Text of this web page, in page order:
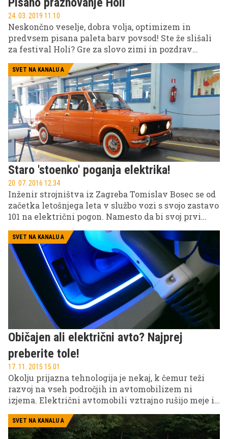
poti električnim vozilom, kako izbrati pravi avto za
vas, ugotavljali, da Slovenci po nakupnih navadah
vse bolj postajamo podobni Američanom, Matej pa je
spregovoril tudi o svoji nenavadni želji, ko gre za
sanjsko vozilo, ki si ga nekoč želel testirati.
24. 03. 2019 11.10
Neskončno veselje, dobra volja, optimizem in
predvsem pisana paleta barv povsod! Ste že slišali
za festival Holi? Gre za slovo zimi in pozdrav
dobrega nad slabim. Če imate v načrtu potovanje v
Indijo, potem vam predlagamo, da jo obiščite v času
Holija. Če pa se vam zdi to predaleč, naj vas
razveselimo z novico, da lahko Holi praznujete tudi
v naši neposredni bližini.
SVET NA KANALU A
Staro 'stoenko' poganja elektrika!
20. 07. 2016 12.34
Inženir strojništva iz Zagreba Tomislav Bosec se od
začetka letošnjega leta v službo vozi s svojo zastavo
101 na električni pogon. Namesto da bi svoj prvi
stoenko preuredil v električni avtomobil. Z njim
lahko trenutno brez polnjenja prevozi največ 40
kilometrov.
SVET NA KANALU A
Običajen ali električni avto? Najprej
preberite tole!
17. 11. 2015 15.01
Okolju prijazna tehnologija je nekaj, k čemur teži
razvoj na vseh področjih in avtomobilizem ni
izjema. Električni avtomobili vztrajno rušijo meje in
bolj zmogljiva električna vozila.
SVET NA KANALU A